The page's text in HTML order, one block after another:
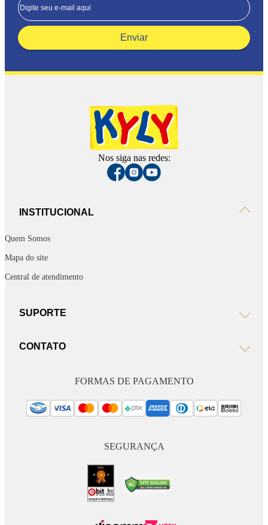
Enviar
Nos siga nas redes:
INSTITUCIONAL
Quem Somos
Mapa do site
Central de atendimento
SUPORTE
CONTATO
FORMAS DE PAGAMENTO
SEGURANÇA